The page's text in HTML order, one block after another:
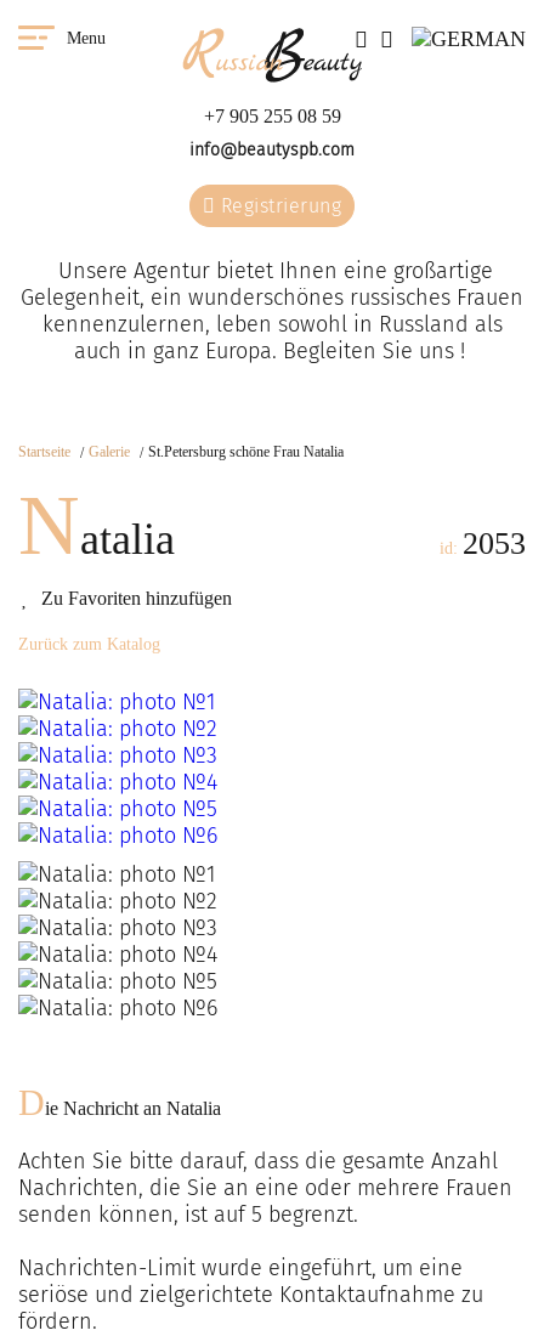
Menu
+7 905 255 08 59
info@beautyspb.com
Registrierung
Unsere Agentur bietet Ihnen eine großartige
Gelegenheit, ein wunderschönes russisches Frauen
kennenzulernen, leben sowohl in Russland als
auch in ganz Europa. Begleiten Sie uns !
Startseite Galerie St.Petersburg schöne Frau Natalia
Natalia
Zu Favoriten hinzufügen
id: 2053
Zurück zum Katalog
Die Nachricht an Natalia
Achten Sie bitte darauf, dass die gesamte Anzahl
Nachrichten, die Sie an eine oder mehrere Frauen
senden können, ist auf5 begrenzt.
Nachrichten-Limit wurde eingeführt, um eine
seriöse und zielgerichtete Kontaktaufnahme zu
fördern.